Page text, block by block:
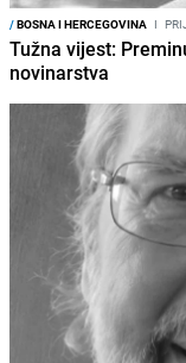
/BOSNA I HERCEGOVINA I
Tužna vijest:
novinarstva